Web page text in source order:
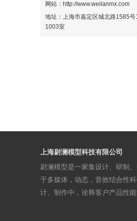
网站：http://www.weilanmx.com
地址：上海市嘉定区城北路1585号
1003室
上海尉澜模型科技有限公司
尉澜模型是一家集设计、研制
于多媒体，动态，音效结合性
计、制作中，诠释客户产品性